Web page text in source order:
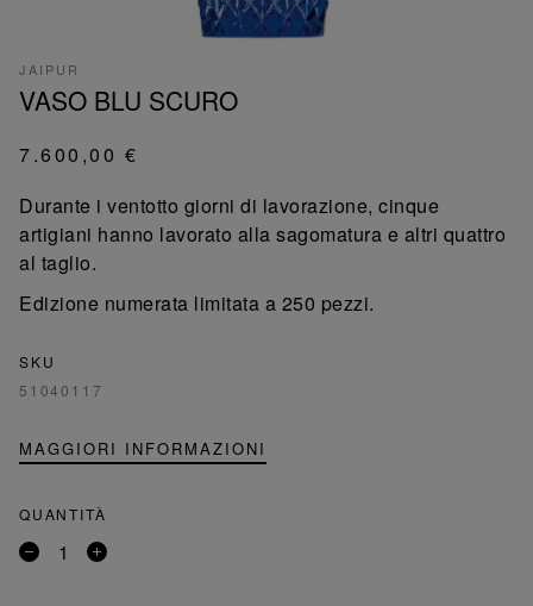
JAIPUR
VASO BLU SCURO
7.600,00 €
Durante i ventotto giorni di lavorazione, cinque
artigiani hanno lavorato alla sagomatura e altri quattro
al taglio.
Edizione numerata limitata a 250 pezzi.
SKU
51040117
MAGGIORI INFORMAZIONI
QUANTITÀ
Rimuovi
Aggiungi